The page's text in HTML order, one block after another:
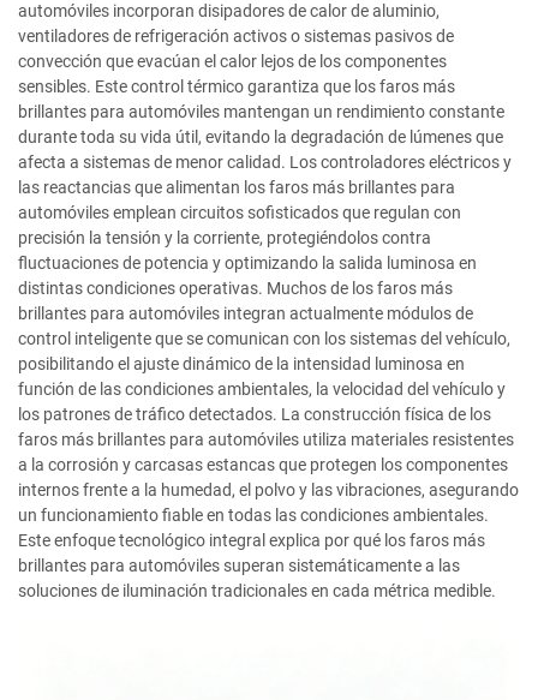
automóviles incorporan disipadores de calor de aluminio,
ventiladores de refrigeración activos o sistemas pasivos de
convección que evacúan el calor lejos de los componentes
sensibles. Este control térmico garantiza que los faros más
brillantes para automóviles mantengan un rendimiento constante
durante toda su vida útil, evitando la degradación de lúmenes que
afecta a sistemas de menor calidad. Los controladores eléctricos y
las reactancias que alimentan los faros más brillantes para
automóviles emplean circuitos sofisticados que regulan con
precisión la tensión y la corriente, protegiéndolos contra
fluctuaciones de potencia y optimizando la salida luminosa en
distintas condiciones operativas. Muchos de los faros más
brillantes para automóviles integran actualmente módulos de
control inteligente que se comunican con los sistemas del vehículo,
posibilitando el ajuste dinámico de la intensidad luminosa en
función de las condiciones ambientales, la velocidad del vehículo y
los patrones de tráfico detectados. La construcción física de los
faros más brillantes para automóviles utiliza materiales resistentes
a la corrosión y carcasas estancas que protegen los componentes
internos frente a la humedad, el polvo y las vibraciones, asegurando
un funcionamiento fiable en todas las condiciones ambientales.
Este enfoque tecnológico integral explica por qué los faros más
brillantes para automóviles superan sistemáticamente a las
soluciones de iluminación tradicionales en cada métrica medible.